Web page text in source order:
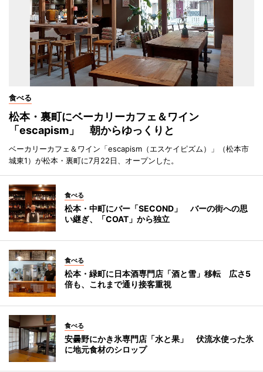
食べる
松本・裏町にベーカリーカフェ＆ワイン
「escapism」 朝からゆっくりと
ベーカリーカフェ＆ワイン「escapism（エスケイピズム）」（松本市
城東1）が松本・裏町に7月22日、オープンした。
食べる
松本・中町にバー「SECOND」 バーの街への思
い継ぎ、「COAT」から独立
食べる
松本・緑町に日本酒専門店「酒と雪」移転 広さ5
倍も、これまで通り接客重視
食べる
安曇野にかき氷専門店「水と果」 伏流水使った氷
に地元食材のシロップ